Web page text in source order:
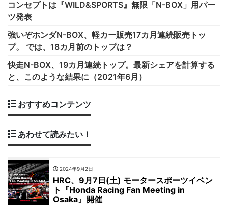
コンセプトは『WILD&SPORTS』無限「N-BOX」用パー
ツ発表
強いぞホンダN-BOX、軽カー販売17カ月連続販売トッ
プ。 では、18カ月前のトップは？
快走N-BOX、19カ月連続トップ。最新シェアを計算する
と、このような結果に（2021年6月）
おすすめコンテンツ
あわせて読みたい！
2024年9月2日
HRC、9月7日(土) モータースポーツイベン
ト『Honda Racing Fan Meeting in
Osaka』開催